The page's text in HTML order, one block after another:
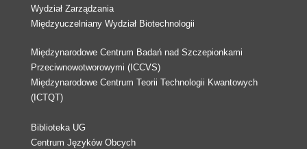
Wydział Zarządzania
Międzyuczelniany Wydział Biotechnologii
Międzynarodowe Centrum Badań nad Szczepionkami
Przeciwnowotworowymi (ICCVS)
Międzynarodowe Centrum Teorii Technologii Kwantowych
(ICTQT)
Biblioteka UG
Centrum Języków Obcych